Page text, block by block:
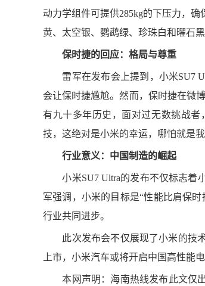
动力学组件可提供285kg的下压力，
黄、太空银、鹦鹉绿、珍珠白和曜石
保时捷的回应：格局与尊重
雷军在发布会上提到，小米SU7
会让保时捷尴尬。然而，保时捷在微
有九十多年历史，面对过无数挑战
技，这绝对是小米的幸运，哪怕就是
行业意义：中国制造的崛起
小米SU7 Ultra的发布不仅标志着小
军强调，小米的目标是“性能比肩保
行业共同进步。
此次发布会不仅展现了小米的技术
上市，小米汽车或将开启中国高性能
本网声明：海南热线发布此文仅出